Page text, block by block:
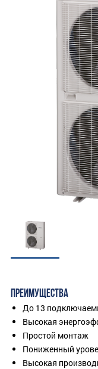
ПРЕИМУЩЕСТВА
До 13
Высокая
Простой монтаж
Пониженный
Высокая